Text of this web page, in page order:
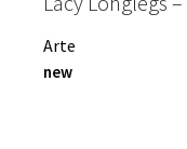
Arte
new